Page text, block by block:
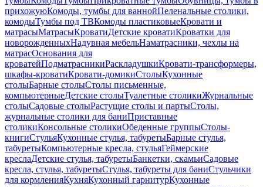
прихожуюКомоды, тумбы для ваннойПеленальные столики,
комодыТумбы под ТВКомоды пластиковыеКровати и
матрасыМатрасыКроватиДетские кроватиКроватки для
новорожденныхНадувная мебельНаматрасники, чехлы на
матрасОснования для
кроватейПодматрасникиРаскладушкиКровати-трансформеры,
шкафы-кроватиКровати-домикиСтолыКухонные
столыБарные столыСтолы письменные,
компьютерныеДетские столыТуалетные столикиЖурнальные
столыСадовые столыРастущие столы и партыСтолы,
журнальные столики для баниПриставные
столикиКонсольные столикиОбеденные группыСтолы-
книгиСтульяКухонные стулья, табуретыБарные стулья,
табуретыКомпьютерные кресла, стульяГеймерские
креслаДетские стулья, табуретыБанкетки, скамьиСадовые
кресла, стулья, табуретыСтулья, табуреты для баниСтульчики
для кормленияКухняКухонный гарнитурКухонные